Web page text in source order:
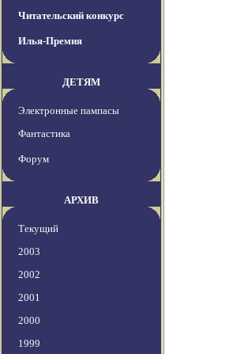
Читательский конкурс
Илья-Премия
ДЕТЯМ
Электронные пампасы
Фантастика
Форум
АРХИВ
Текущий
2003
2002
2001
2000
1999